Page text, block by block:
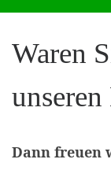
Waren
Dann freuen